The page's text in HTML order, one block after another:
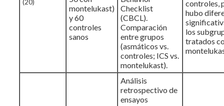
(20)
montelukast)
y 60
controles
sanos
Checklist
(CBCL).
Comparación
entre grupos
(asmáticos vs.
controles; ICS vs.
montelukast).
controles,
hubo
los
tratados
Análisis
retrospectivo de
ensayos